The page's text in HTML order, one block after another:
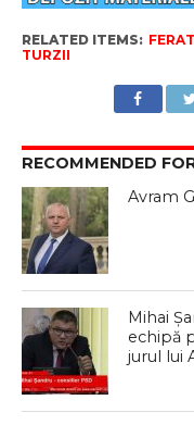
RELATED ITEMS:
TURZII
RECOMMENDED
Avram
Mihai
echipă
jurul lui